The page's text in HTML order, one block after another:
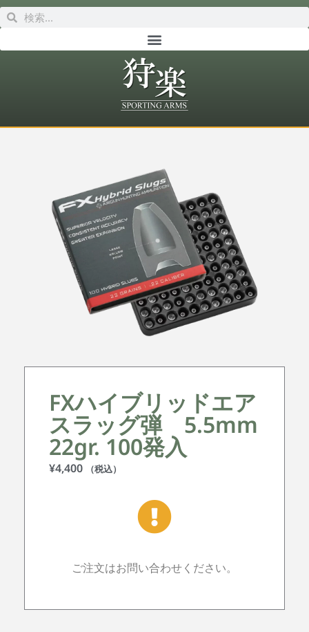
FXハイブリッドエア
スラッグ弾 5.5mm
22gr. 100発入
¥4,400 （税込）
ご注文はお問い合わせください。